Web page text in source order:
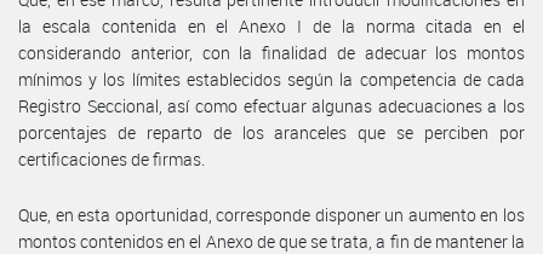
la escala contenida en el Anexo I de la norma citada en el
considerando anterior, con la finalidad de adecuar los montos
mínimos y los límites establecidos según la competencia de cada
Registro Seccional, así como efectuar algunas adecuaciones a los
porcentajes de reparto de los aranceles que se perciben por
certificaciones de firmas.
Que, en esta oportunidad, corresponde disponer un aumento en los
montos contenidos en el Anexo de que se trata, a fin de mantener la